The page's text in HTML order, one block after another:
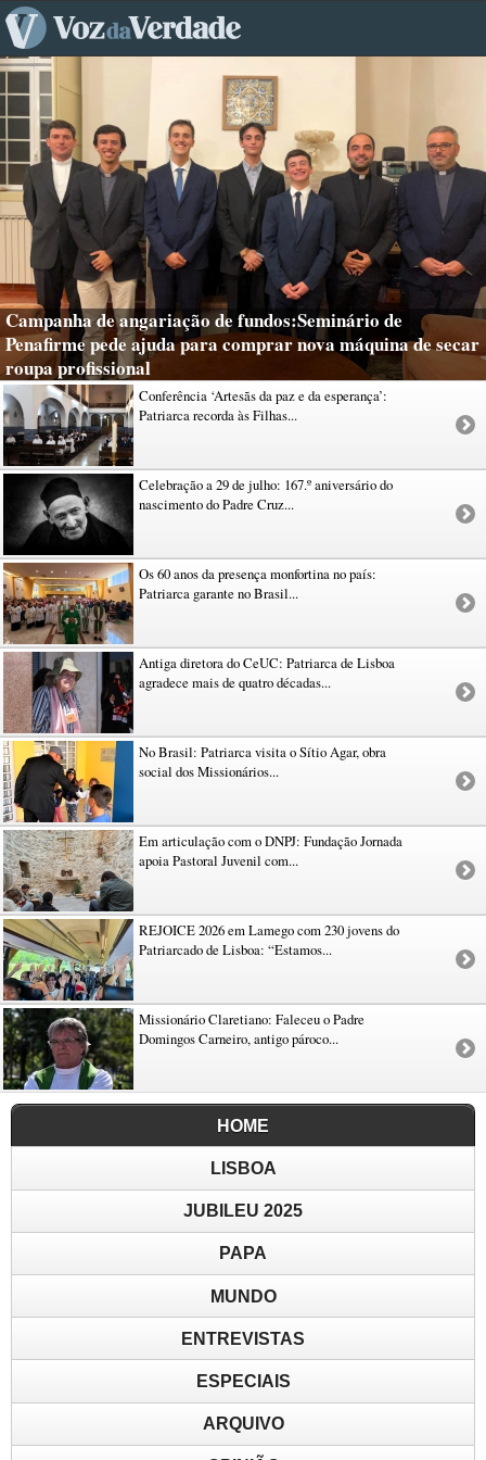
Campanha de angariação de fundos:Seminário de
Penafirme pede ajuda para comprar nova máquina de secar
roupa profissional
Conferência ‘Artesãs da paz e da esperança’:
Patriarca recorda às Filhas...
Celebração a 29 de julho: 167.º aniversário do
nascimento do Padre Cruz...
Os 60 anos da presença monfortina no país:
Patriarca garante no Brasil...
Antiga diretora do CeUC: Patriarca de Lisboa
agradece mais de quatro décadas...
No Brasil: Patriarca visita o Sítio Agar, obra
social dos Missionários...
Em articulação com o DNPJ: Fundação Jornada
apoia Pastoral Juvenil com...
REJOICE 2026 em Lamego com 230 jovens do
Patriarcado de Lisboa: “Estamos...
Missionário Claretiano: Faleceu o Padre
Domingos Carneiro, antigo pároco...
HOME
LISBOA
JUBILEU 2025
PAPA
MUNDO
ENTREVISTAS
ESPECIAIS
ARQUIVO